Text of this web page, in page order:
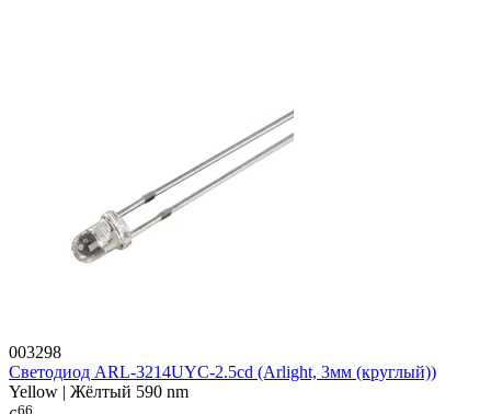
003298
Светодиод ARL-3214UYC-2.5cd (Arlight, 3мм (круглый))
Yellow | Жёлтый 590 nm
66